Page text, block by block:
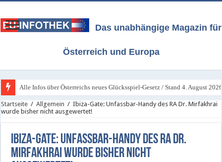
Das unabhängige Magazin für
Österreich und Europa
Alle Infos über Österreichs neues Glücksspiel-Gesetz / Stand 4. August
Startseite / Allgemein / Ibiza-Gate: Unfassbar-Handy des RA Dr. Mirfakhrai
wurde bisher nicht ausgewertet!
Ibiza-Gate: Unfassbar-Handy des RA Dr.
Mirfakhrai wurde bisher nicht